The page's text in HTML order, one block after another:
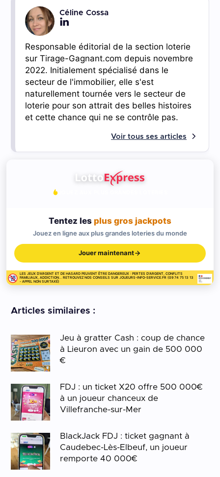
Céline Cossa
Responsable éditorial de la section loterie
sur Tirage-Gagnant.com depuis novembre
2022. Initialement spécialisé dans le
secteur de l'immobilier, elle s'est
naturellement tournée vers le secteur de
loterie pour son attrait des belles histoires
et cette chance qui ne se contrôle pas.
Voir tous ses articles
Tentez les plus gros jackpots
Jouez en ligne aux plus grandes loteries du monde
Jouer maintenant
LES JEUX D'ARGENT ET DE HASARD PEUVENT ÊTRE DANGEREUX : PERTES D'ARGENT, CONFLITS
FAMILIAUX, ADDICTION... RETROUVEZ NOS CONSEILS SUR JOUEURS-INFO-SERVICE.FR (09 74 75 13 13
- APPEL NON SURTAXÉ)
Articles similaires :
Jeu à gratter Cash : coup de chance
à Lieuron avec un gain de 500 000
€
FDJ : un ticket X20 offre 500 000€
à un joueur chanceux de
Villefranche-sur-Mer
BlackJack FDJ : ticket gagnant à
Caudebec-Lès-Elbeuf, un joueur
remporte 40 000€